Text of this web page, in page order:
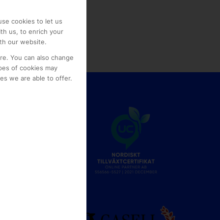
cookies to let us
us, to enrich your
our website.
You can also change
of cookies may
we are able to offer.